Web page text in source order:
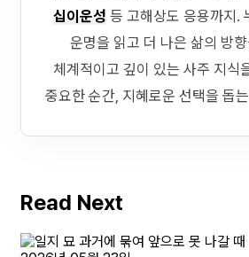
십이운성 등 고해상도 응용까지.
운명을 읽고 더 나은 삶의 방
체계적이고 깊이 있는 사주 지식
중요한 순간, 지혜로운 선택을 돕
Read Next